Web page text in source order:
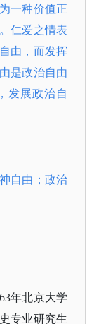
一种价值正
仁爱之情表
由，而发挥
是政治自由
发展政治自
自由；政治
年北京大学
专业研究生